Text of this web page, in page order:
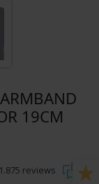
19CM
1.875 reviews